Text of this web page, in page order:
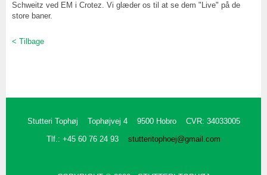
Schweitz ved EM i Crotez. Vi glæder os til at se dem "Live" på de
store baner.
< Tilbage
Stutteri Tophøj Tophøjvej 4 9500 Hobro
CVR: 34033005
Tlf.: +45 60 76 24 93
stutteritophoej@gmail.com